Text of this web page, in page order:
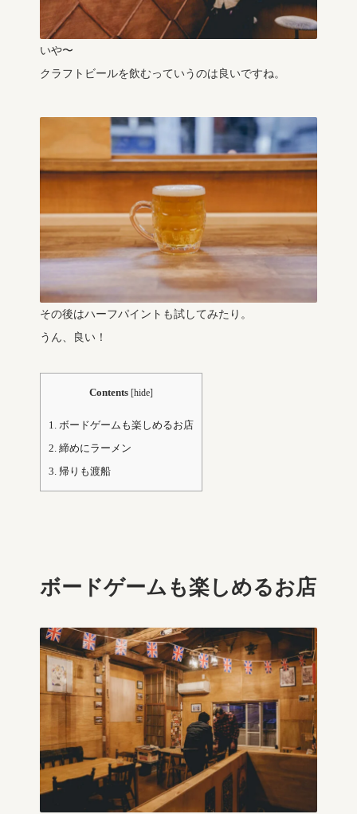
いや〜
クラフトビールを飲むっていうのは良いですね。
その後はハーフパイントも試してみたり。
うん、良い！
Contents [hide]
1.
ボードゲームも楽しめるお店
2. 締めにラーメン
3. 帰りも渡船
ボードゲームも楽しめるお店